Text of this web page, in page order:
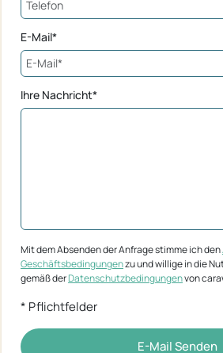
E-Mail*
Ihre Nachricht*
Mit dem Absenden der Anfrage stimme ich den
Geschäftsbedingungenzu und willige in die
gemäß derDatenschutzbedingungenvon
* Pflichtfelder
E-Mail Senden